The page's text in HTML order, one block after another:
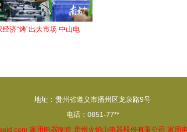
济“烤”出大市场 中山电
地址：贵州省遵义市播州区龙泉路9号
电话：0851-77**
家用电器制造 贵州火焰山电器股份有限公司 家用